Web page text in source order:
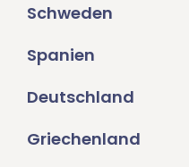
Schweden
Spanien
Deutschland
Griechenland